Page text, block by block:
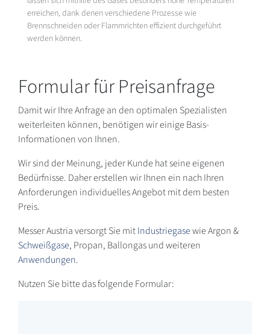
erreichen, dank denen verschiedene Prozesse wie
Brennschneiden oder Flammrichten effizient durchgeführt
werden können.
Formular für Preisanfrage
Damit wir Ihre Anfrage an den optimalen Spezialisten
weiterleiten können, benötigen wir einige Basis-
Informationen von Ihnen.
Wir sind der Meinung, jeder Kunde hat seine eigenen
Bedürfnisse. Daher erstellen wir Ihnen ein nach Ihren
Anforderungen individuelles Angebot mit dem besten
Preis.
Messer Austria versorgt Sie mitIndustriegasewie Argon &
Schweißgase, Propan, Ballongas und weiteren
Anwendungen.
Nutzen Sie bitte das folgende Formular: